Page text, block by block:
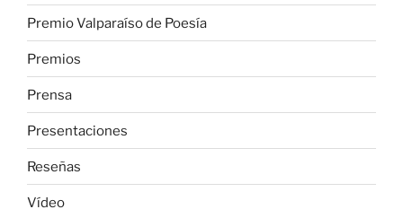
Premio Valparaíso de Poesía
Premios
Prensa
Presentaciones
Reseñas
Vídeo